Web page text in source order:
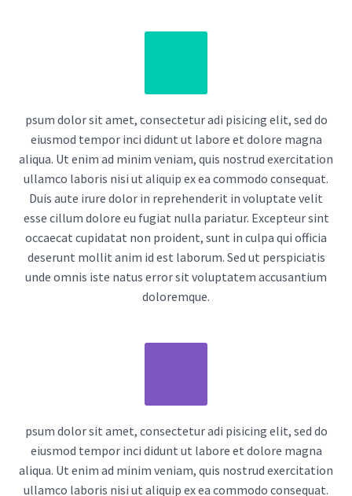
psum dolor sit amet, consectetur adi pisicing elit, sed do
eiusmod tempor inci didunt ut labore et dolore magna
aliqua. Ut enim ad minim veniam, quis nostrud exercitation
ullamco laboris nisi ut aliquip ex ea commodo consequat.
Duis aute irure dolor in reprehenderit in voluptate velit
esse cillum dolore eu fugiat nulla pariatur. Excepteur sint
occaecat cupidatat non proident, sunt in culpa qui officia
deserunt mollit anim id est laborum. Sed ut perspiciatis
unde omnis iste natus error sit voluptatem accusantium
doloremque.
psum dolor sit amet, consectetur adi pisicing elit, sed do
eiusmod tempor inci didunt ut labore et dolore magna
aliqua. Ut enim ad minim veniam, quis nostrud exercitation
ullamco laboris nisi ut aliquip ex ea commodo consequat.